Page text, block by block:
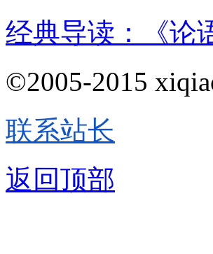
经典导读：《论
©2005-2015
联系站长
返回顶部